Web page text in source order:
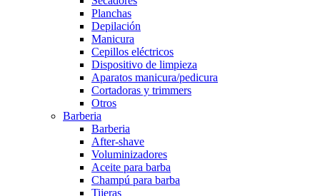
Planchas
Depilación
Manicura
Cepillos eléctricos
Dispositivo de limpieza
Aparatos manicura/pedicura
Cortadoras y trimmers
Otros
Barberia
Barberia
After-shave
Voluminizadores
Aceite para barba
Champú para barba
Tijeras